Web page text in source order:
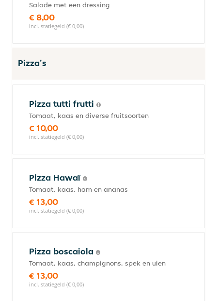
Salade met een dressing
€ 8,00
incl. statiegeld (€ 0,00)
Pizza's
Pizza tutti frutti
Tomaat, kaas en diverse fruitsoorten
€ 10,00
incl. statiegeld (€ 0,00)
Pizza Hawaï
Tomaat, kaas, ham en ananas
€ 13,00
incl. statiegeld (€ 0,00)
Pizza boscaiola
Tomaat, kaas, champignons, spek en uien
€ 13,00
incl. statiegeld (€ 0,00)